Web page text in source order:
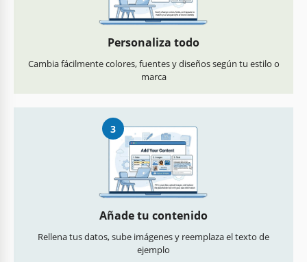
Personaliza todo
Cambia fácilmente colores, fuentes y diseños según tu estilo o
marca
3
Añade tu contenido
Rellena tus datos, sube imágenes y reemplaza el texto de
ejemplo